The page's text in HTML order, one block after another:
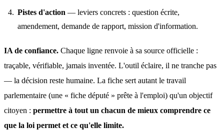
Pistes d'action — leviers concrets : question écrite,
amendement, demande de rapport, mission d'information.
IA de confiance. Chaque ligne renvoie à sa source officielle :
traçable, vérifiable, jamais inventée. L'outil éclaire, il ne tranche pas
— la décision reste humaine. La fiche sert autant le travail
parlementaire (une « fiche député » prête à l'emploi) qu'un objectif
citoyen : permettre à tout un chacun de mieux comprendre ce
que la loi permet et ce qu'elle limite.